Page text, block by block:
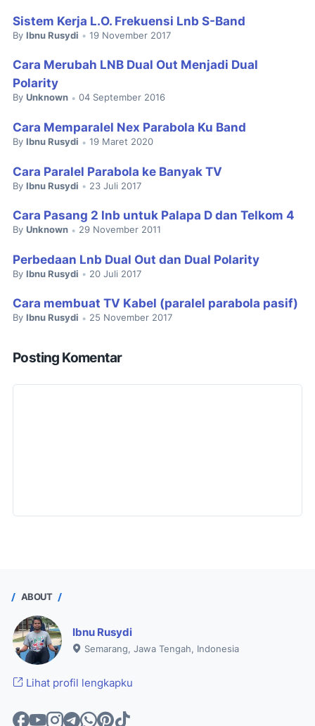
Sistem Kerja L.O. Frekuensi Lnb S-Band
By Ibnu Rusydi • 19 November 2017
Cara Merubah LNB Dual Out Menjadi Dual
Polarity
By Unknown • 04 September 2016
Cara Memparalel Nex Parabola Ku Band
By Ibnu Rusydi • 19 Maret 2020
Cara Paralel Parabola ke Banyak TV
By Ibnu Rusydi • 23 Juli 2017
Cara Pasang 2 lnb untuk Palapa D dan Telkom 4
By Unknown • 29 November 2011
Perbedaan Lnb Dual Out dan Dual Polarity
By Ibnu Rusydi • 20 Juli 2017
Cara membuat TV Kabel (paralel parabola pasif)
By Ibnu Rusydi • 25 November 2017
Posting Komentar
ABOUT
Ibnu Rusydi
Semarang, Jawa Tengah, Indonesia
Lihat profil lengkapku